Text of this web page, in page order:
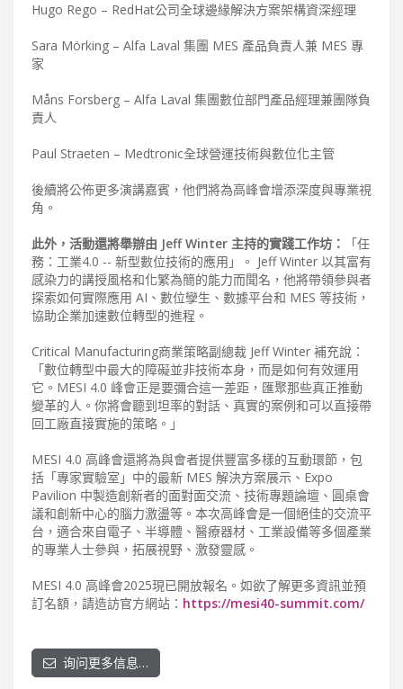
Hugo Rego – RedHat公司全球邊緣解決方案架構資深經理
Sara Mörking – Alfa Laval 集團 MES 產品負責人兼 MES 專
家
Måns Forsberg – Alfa Laval 集團數位部門產品經理兼團隊負
責人
Paul Straeten – Medtronic全球營運技術與數位化主管
後續將公佈更多演講嘉賓，他們將為高峰會增添深度與專業視
角。
此外，活動還將舉辦由 Jeff Winter 主持的實踐工作坊：
「任
務：工業4.0 -- 新型數位技術的應用」。 Jeff Winter 以其富有
感染力的講授風格和化繁為簡的能力而聞名，他將帶領參與者
探索如何實際應用 AI、數位孿生、數據平台和 MES 等技術，
協助企業加速數位轉型的進程。
Critical Manufacturing商業策略副總裁 Jeff Winter 補充說：
「數位轉型中最大的障礙並非技術本身，而是如何有效運用
它。MESI 4.0 峰會正是要彌合這一差距，匯聚那些真正推動
變革的人。你將會聽到坦率的對話、真實的案例和可以直接帶
回工廠直接實施的策略。」
MESI 4.0 高峰會還將為與會者提供豐富多樣的互動環節，包
括「專家實驗室」中的最新 MES 解決方案展示、Expo
Pavilion 中製造創新者的面對面交流、技術專題論壇、圓桌會
議和創新中心的腦力激盪等。本次高峰會是一個絕佳的交流平
台，適合來自電子、半導體、醫療器材、工業設備等多個產業
的專業人士參與，拓展視野、激發靈感。
MESI 4.0 高峰會2025現已開放報名。如欲了解更多資訊並預
訂名額，請造訪官方網站： https://mesi40-summit.com/
询问更多信息…